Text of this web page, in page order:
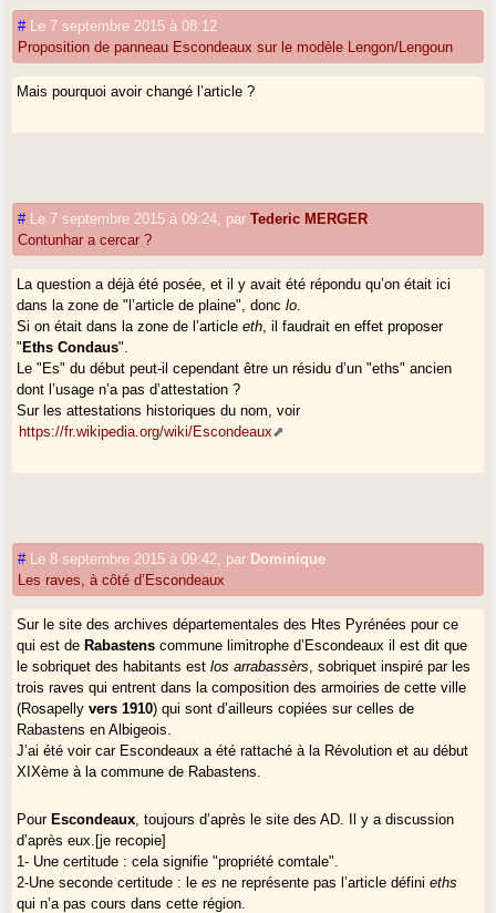
#
Le 7 septembre 2015 à 08:12
Proposition de panneau Escondeaux sur le modèle Lengon/Lengoun
Mais pourquoi avoir changé l’article ?
# Le 7 septembre 2015 à 09:24 parTederic MERGER
Contunhar a cercar ?
La question a déjà été posée, et il y avait été répondu qu’on était ici
dans la zone de "l’article de plaine", donclo
Si on était dans la zone de l’articleeth , il faudrait en effet proposer
" Eths Condaus".
Le "Es" du début peut-il cependant être un résidu d’un "eths" ancien
dont l’usage n’a pas d’attestation ?
Sur les attestations historiques du nom, voir
https://fr.wikipedia.org/wiki/Escondeaux
# Le 8 septembre 2015 à 09:42 par Dominique
Les raves, à côté d’Escondeaux
Sur le site des archives départementales des Htes Pyrénées pour ce
qui est de Rabastens commune limitrophe d’Escondeaux il est dit que
le sobriquet des habitants estlos arrabassèrs , sobriquet inspiré par les
trois raves qui entrent dans la composition des armoiries de cette ville
(Rosapellyvers 1910) qui sont d’ailleurs copiées sur celles de
Rabastens en Albigeois.
J’ai été voir car Escondeaux a été rattaché à la Révolution et au début
XIXème à la commune de Rabastens.
Pour Escondeaux , toujours d’après le site des AD. Il y a discussion
d’après eux.[je recopie]
1- Une certitude : cela signifie "propriété comtale".
2-Une seconde certitude : le es ne représente pas l’article définieths
qui n’a pas cours dans cette région.